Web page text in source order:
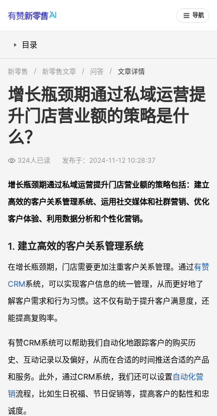
导航
目录
3. 优化客户体验
4. 利用数据分析和个性化营销
1. 私域运营如何帮助门店突破增长瓶颈？
2. 有赞CRM系统有哪些优势？
4. 数据分析在私域运营中的作用是什么？
新零售 新零售文章 问答 文章详情
增长瓶颈期通过私域运营提
升门店营业额的策略是什
么？
324人已读 发布于：2024-11-12 10:28:37
增长瓶颈期通过私域运营提升门店营业额的策略包括：建立
高效的客户关系管理系统、运用社交媒体和社群营销、优化
客户体验、利用数据分析和个性化营销。
1. 建立高效的客户关系管理系统
在增长瓶颈期，门店需要更加注重客户关系管理。通过有赞
CRM系统，可以实现客户信息的统一管理，从而更好地了
解客户需求和行为习惯。这不仅有助于提升客户满意度，还
能提高复购率。
有赞CRM系统可以帮助我们自动化地跟踪客户的购买历
史、互动记录以及偏好，从而在合适的时间推送合适的产品
和服务。此外，通过CRM系统，我们还可以设置自动化营
销流程，比如生日祝福、节日促销等，提高客户的黏性和忠
诚度。